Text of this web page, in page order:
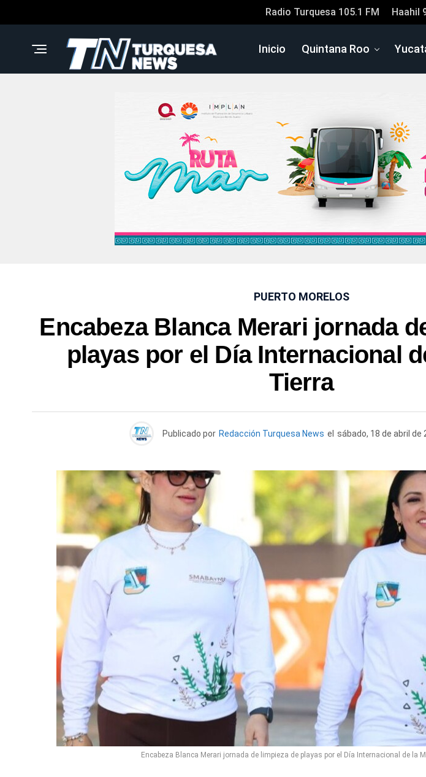
Radio Turquesa 105.1 FM Haahil
Inicio Quintana Roo
PUERTO MORELOS
Encabeza Blanca Merari jornada
playas por el Día Internacional
Tierra
Publicado por Redacción Turquesa News el sábado, 18 de abril de
Encabeza Blanca Merari jornada de limpieza de playas por el Día Internacional de la